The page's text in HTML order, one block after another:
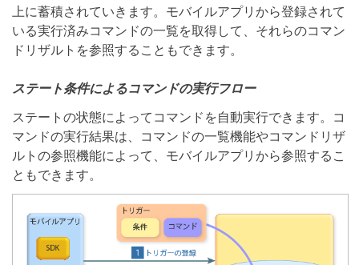
上に蓄積されていきます。モバイルアプリから登録されて
いる実行済みコマンドの一覧を取得して、それらのコマン
ドリザルトを参照することもできます。
ステート条件によるコマンドの実行フロー
ステートの状態によってコマンドを自動実行できます。コ
マンドの実行結果は、コマンドの一覧機能やコマンドリザ
ルトの参照機能によって、モバイルアプリから参照するこ
ともできます。